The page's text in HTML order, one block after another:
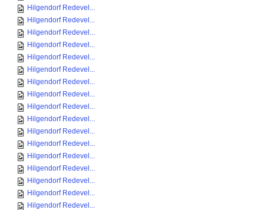
Hilgendorf Redevel...
Hilgendorf Redevel...
Hilgendorf Redevel...
Hilgendorf Redevel...
Hilgendorf Redevel...
Hilgendorf Redevel...
Hilgendorf Redevel...
Hilgendorf Redevel...
Hilgendorf Redevel...
Hilgendorf Redevel...
Hilgendorf Redevel...
Hilgendorf Redevel...
Hilgendorf Redevel...
Hilgendorf Redevel...
Hilgendorf Redevel...
Hilgendorf Redevel...
Hilgendorf Redevel...